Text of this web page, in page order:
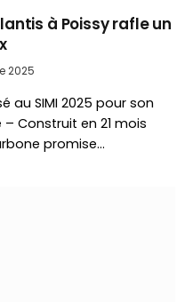
à Poissy rafle un
2025
au SIMI 2025 pour son
Construit en 21 mois
promise…